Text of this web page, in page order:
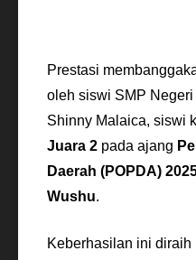
Prestasi
oleh siswi SMP
Shinny Malaica, siswi
Juara 2 pada ajang
Daerah (POPDA)
Wushu.
Keberhasilan ini diraih